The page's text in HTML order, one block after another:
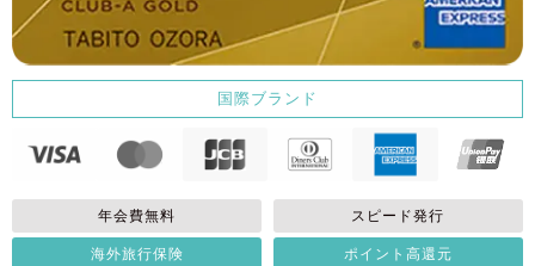
国際ブランド
年会費無料 スピード発行
海外旅行保険 ポイント高還元